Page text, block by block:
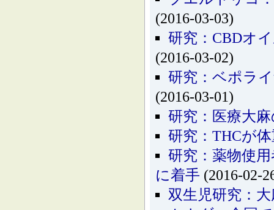
(2016-03-03)
研究：CBDオ
(2016-03-02)
研究：ベポラ
(2016-03-01)
研究：医療大
研究：THCが
研究：薬物使
に着手 (2016-02-
双生児研究：